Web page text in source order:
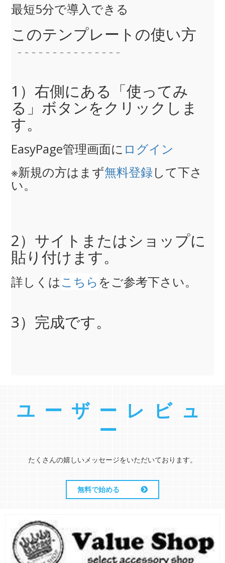
最短5分で導入できる
このテンプレートの使い方
－－－－－－－－－－－－－－－
1）右側にある「使ってみ
る」ボタンをクリックしま
す。
EasyPage管理画面に ログイン
※新規の方はまず無料登録して下さ
い。
2）サイトまたはショップに
貼り付けます。
詳しくはこちらをご参考下さい。
3）完成です。